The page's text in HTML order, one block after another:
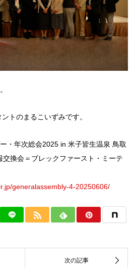
トのまるこいずみです。
・年次総会2025 in 米子皆生温泉 鳥取
換会＝ブレックファースト・ミーテ
generalassembly-4-20250606/